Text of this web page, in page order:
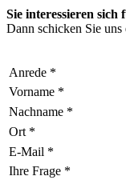
Sie interessieren sich
Dann schicken Sie
Anrede *
Vorname *
Nachname *
Ort *
E-Mail *
Ihre Frage *